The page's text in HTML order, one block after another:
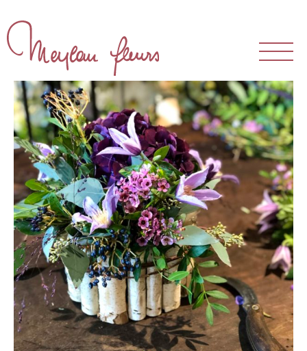
The Store
Our atelier
Our team
Our clientele
Bouquets and arrangements
Events
Weddings
Funerals
Celebrations
Decorating special spaces